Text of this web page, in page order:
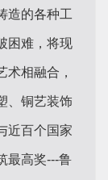
造的各种工
困难，将现
术相融合，
、铜艺装饰
近百个国家
最高奖---鲁